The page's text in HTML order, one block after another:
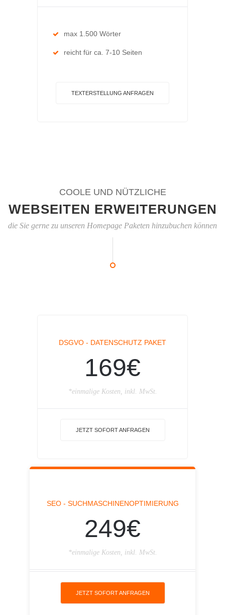
max 1.500 Wörter
reicht für ca. 7-10 Seiten
TEXTERSTELLUNG ANFRAGEN
COOLE UND NÜTZLICHE
WEBSEITEN ERWEITERUNGEN
die Sie gerne zu unseren Homepage Paketen hinzubuchen können
DSGVO - DATENSCHUTZ PAKET
169€
*einmalige Kosten, inkl. MwSt.
JETZT SOFORT ANFRAGEN
SEO - SUCHMASCHINENOPTIMIERUNG
249€
*einmalige Kosten, inkl. MwSt.
JETZT SOFORT ANFRAGEN